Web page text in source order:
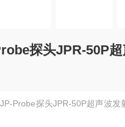
探头JPR-50P
Probe探头JPR-50P超声波发